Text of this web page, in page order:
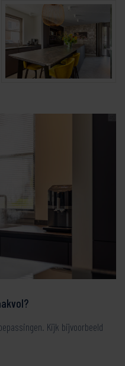
Kijk bijvoorbeeld